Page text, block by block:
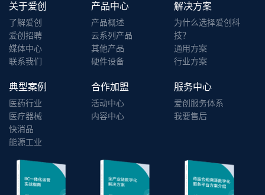
关于爱创
了解爱创
爱创招聘
媒体中心
联系我们
产品中心
产品概述
云系列产品
其他产品
硬件设备
解决方案
为什么选择爱创科
技？
通用方案
行业方案
典型案例
医药行业
医疗器械
快消品
能源工业
合作加盟
活动中心
内容中心
服务中心
爱创服务体系
我要售后